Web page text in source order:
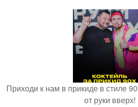
Приходи к нам в прикиде в стиле
от руки вверх!